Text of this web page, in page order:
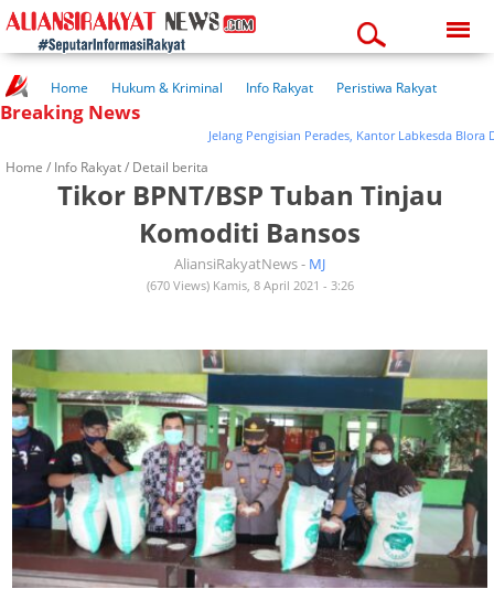
07:34:19 pm
Home Hukum & Kriminal Info Rakyat
Peristiwa Rakyat
Kuliner Rakyat
Wisata Rakyat
Breaking News
Jelang Pengisian Perades, Kantor Labkesda Blora
Home / Info Rakyat/ Detail berita
Tikor BPNT/BSP Tuban Tinjau
Komoditi Bansos
AliansiRakyatNews - MJ
(670 Views) Kamis, 8 April 2021 - 3:26